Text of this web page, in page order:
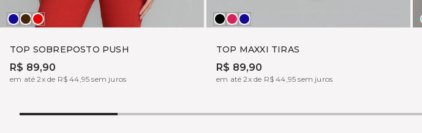
TOP SOBREPOSTO PUSH
R$ 89,90
em até 2x de R$ 44,95 sem juros
MADRUGADA
MARROM
VERMELHO
TOP MAXXI TIRAS
R$ 89,90
em até 2x de R$ 44,95 sem juros
PretoBOHEME
MADRUGADA